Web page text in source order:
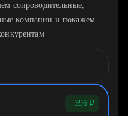
сопроводительные,
компании и покажем
−396 ₽